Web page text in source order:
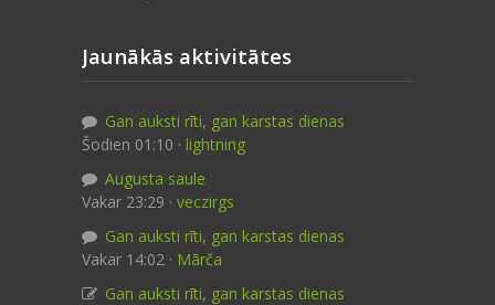
Jaunākās aktivitātes
Gan auksti rīti, gan karstas dienas
Šodien 01:10 · lightning
Augusta saule
Vakar 23:29 · veczirgs
Gan auksti rīti, gan karstas dienas
Vakar 14:02 · Mārča
Gan auksti rīti, gan karstas dienas